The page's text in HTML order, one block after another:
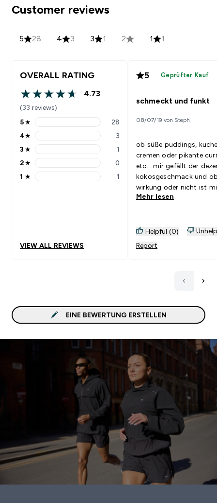
Customer reviews
5 28 4 3 3 1 2 1 1
OVERALL RATING
4.73 out of 5 stars
4.73
(33 reviews)
5 stars rating 28 reviews
5★ 28
4 stars rating 3 reviews
4★ 3
3 stars rating 1 reviews
3 ★ 1
2 stars rating 0 reviews
2★ 0
1 stars rating 1 reviews
1 ★ 1
VIEW ALL REVIEWS
5 Geprüfter Kauf
schmeckt und funkt
08/07/19 von Steph
ob süße puddings,
cremen oder pikante
etc... mir gefällt der
kokosgeschmack und
wirkung oder nicht ist
Mehr lesen
Helpful (0)
Report
EINE BEWERTUNG ERSTELLEN